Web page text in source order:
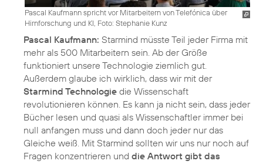
Pascal Kaufmann spricht vor Mitarbeitern von Telefónica über
Hirnforschung und KI, Foto: Stephanie Kunz
Pascal Kaufmann: Starmind müsste Teil jeder Firma mit
mehr als 500 Mitarbeitern sein. Ab der Größe
funktioniert unsere Technologie ziemlich gut.
Außerdem glaube ich wirklich, dass wir mit der
Starmind Technologie die Wissenschaft
revolutionieren können. Es kann ja nicht sein, dass jeder
Bücher lesen und quasi als Wissenschaftler immer bei
null anfangen muss und dann doch jeder nur das
Gleiche weiß. Mit Starmind sollten wir uns nur noch auf
Fragen konzentrieren und die Antwort gibt das